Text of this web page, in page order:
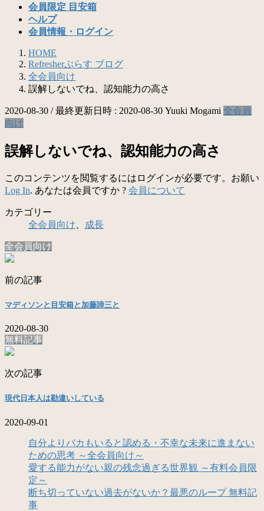
会員限定 目安箱
ヘルプ
会員情報・ログイン
HOME
Refresherぷらす ブログ
全会員向け
誤解しないでね、認知能力の高さ
2020-08-30 / 最終更新日時 : 2020-08-30 Yuuki Mogami 全会員
向け
誤解しないでね、認知能力の高さ
このコンテンツを閲覧するにはログインが必要です。お願い
Log In. あなたは会員ですか ? 会員について
カテゴリー
全会員向け
成長
全会員向け
前の記事
マディソンと目安箱と加藤諦三と
2020-08-30
無料記事
次の記事
現代日本人は勘違いしている
2020-09-01
自分よりバカもいると認める・不幸な未来に進まない
ための思考 ～全会員向け～
愛する能力がない親の残念過ぎる世界観 ～有料会員限
定～
断ち切っていない過去がないか？最悪のループ 無料記
事